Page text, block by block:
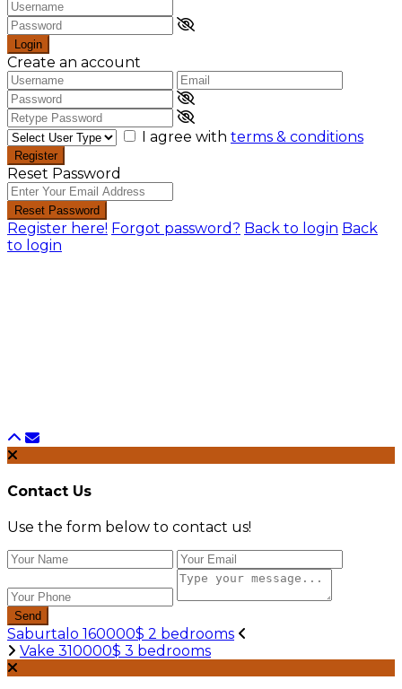
Login
Create an account
I agree with terms & conditions
Register
Reset Password
Reset Password
Register here! Forgot password? Back to login Back
to login
Contact Us
Use the form below to contact us!
Send
Saburtalo 160000$ 2 bedrooms
Vake 310000$ 3 bedrooms